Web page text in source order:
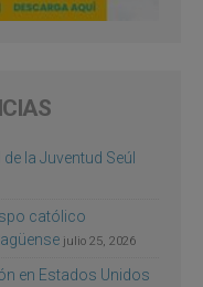
la Juventud Seúl
católico
julio 25, 2026
en Estados Unidos